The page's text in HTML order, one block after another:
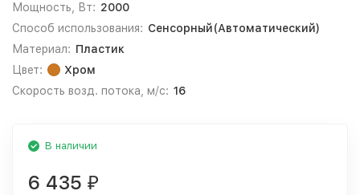
Мощность, Вт: 2000
Способ использования: Сенсорный(Автоматический)
Материал: Пластик
Цвет:
Хром
Скорость возд. потока, м/с: 16
В наличии
6 435 ₽